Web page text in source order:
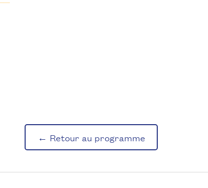
← Retour au programme